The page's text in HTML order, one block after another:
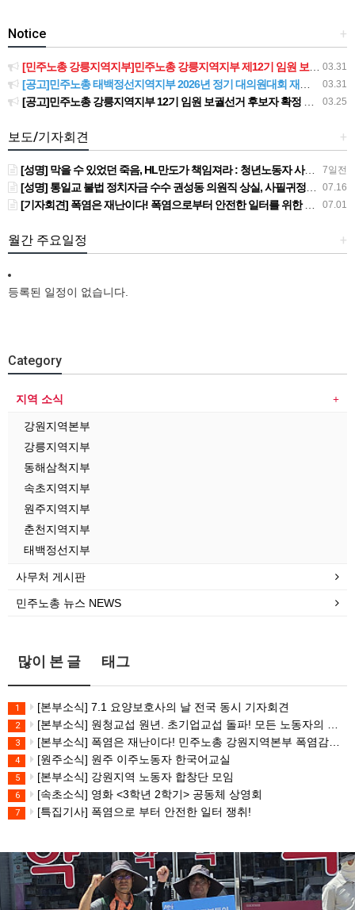
+
Notice
03.31
[민주노총 강릉지역지부]민주노총 강릉지역지부 제12기 임원 보궐선거결과 공고
03.31
[공고]민주노총 태백정선지역지부 2026년 정기 대의원대회 재소집 건
03.25
[공고]민주노총 강릉지역지부 12기 임원 보궐선거 후보자 확정 공고
+
보도/기자회견
7일전
[성명] 막을 수 있었던 죽음, HL만도가 책임져라 : 청년노동자 사망사고의 철저한 진상규명과 재발방지 대책 마련하라
07.16
[성명] 통일교 불법 정치자금 수수 권성동 의원직 상실, 사필귀정이다
07.01
[기자회견] 폭염은 재난이다! 폭염으로부터 안전한 일터를 위한 민주노총 강원지역본부 폭염감시단 선포 기자회견
+
월간 주요일정
등록된 일정이 없습니다.
Category
지역 소식
강원지역본부
강릉지역지부
동해삼척지부
속초지역지부
원주지역지부
춘천지역지부
태백정선지부
사무처 게시판
민주노총 뉴스 NEWS
많이 본 글 태그
1 [본부소식] 7.1 요양보호사의 날 전국 동시 기자회견
2 [본부소식] 원청교섭 원년. 초기업교섭 돌파! 모든 노동자의 노동기본권 쟁취! 민주노총 7.15 총파업대회
3 [본부소식] 폭염은 재난이다! 민주노총 강원지역본부 폭염감시단 선포 기자회견
4 [원주소식] 원주 이주노동자 한국어교실
5 [본부소식] 강원지역 노동자 합창단 모임
6 [속초소식] 영화 <3학년 2학기> 공동체 상영회
7 [특집기사] 폭염으로 부터 안전한 일터 쟁취!